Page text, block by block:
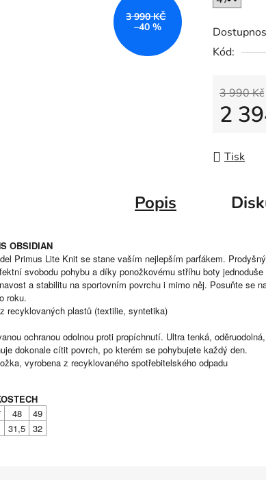
Kód:
3 990 Kč
2
Tisk
3 990 KČ
–40 %
Popis
OBSIDIAN
Primus Lite Knit se stane vaším nejlepším parťákem.
svobodu pohybu a díky ponožkovému stříhu boty jednoduše
a stabilitu na sportovním povrchu i mimo něj. Posuňte se
roku.
recyklovaných plastů (textilie, syntetika)
ochranou odolnou proti propíchnutí. Ultra tenká,
dokonale cítit povrch, po kterém se pohybujete každý den.
vyrobena z recyklovaného spotřebitelského odpadu
48
49
31,5 32